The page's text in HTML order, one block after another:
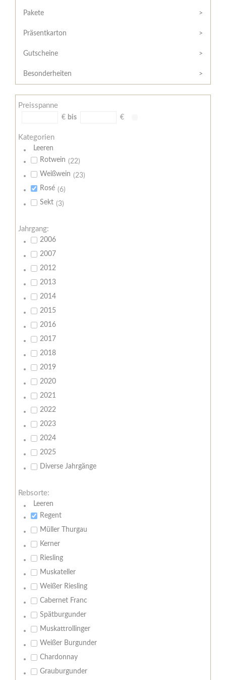
/
Widerrufsformular
AGB
Zahlungsbedingungen
Meine
Pakete
Präsentkarton
Gutscheine
Besonderheiten
Preisspanne
€ bis €
Kategorien
Leeren
Rotwein (22)
Weißwein (23)
Rosé (6)
Sekt (3)
Jahrgang:
2006
2007
2012
2013
2014
2015
2016
2017
2018
2019
2020
2021
2022
2023
2024
2025
Diverse Jahrgänge
Rebsorte:
Leeren
Regent
Müller Thurgau
Kerner
Riesling
Muskateller
Weißer Riesling
Cabernet Franc
Spätburgunder
Muskattrollinger
Weißer Burgunder
Chardonnay
Grauburgunder